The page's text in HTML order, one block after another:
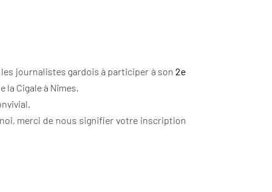
les journalistes gardois à participer à son 2e
la Cigale à Nîmes.
merci de nous signifier votre inscription